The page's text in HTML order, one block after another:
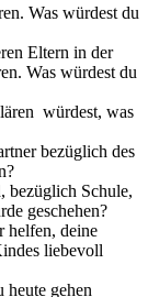
Was würdest du
Eltern in der
Was würdest du
würdest, was
bezüglich des
bezüglich Schule,
geschehen?
helfen, deine
liebevoll
heute gehen